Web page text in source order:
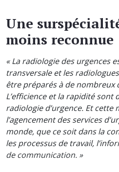
Une
moins reconnue
« La radiologie des urgences
transversale et les
être préparés à de nombreux
L’efficience et la rapidité sont
radiologie d’urgence. Et cette
l’agencement des services
monde, que ce soit dans la
les processus de travail,
de communication. »